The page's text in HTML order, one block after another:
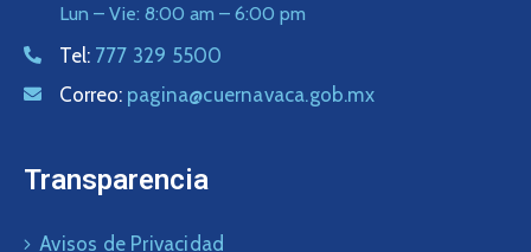
Lun – Vie: 8:00 am – 6:00 pm
Tel: 777 329 5500
Correo: pagina@cuernavaca.gob.mx
Transparencia
Avisos de Privacidad